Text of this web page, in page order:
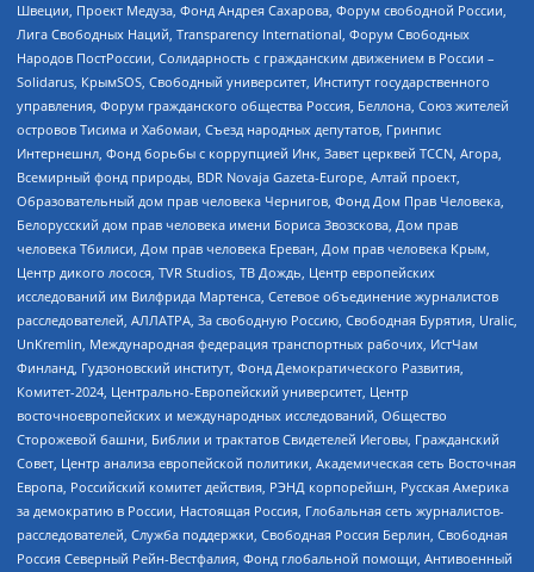
Швеции, Проект Медуза, Фонд Андрея Сахарова, Форум свободной России,
Лига Свободных Наций, Transparеncy International, Форум Свободных
Народов ПостРоссии, Солидарность с гражданским движением в России –
Solidarus, КрымSOS, Свободный университет, Институт государственного
управления, Форум гражданского общества Россия, Беллона, Союз жителей
островов Тисима и Хабомаи, Съезд народных депутатов, Гринпис
Интернешнл, Фонд борьбы с коррупцией Инк, Завет церквей TCCN, Агора,
Всемирный фонд природы, BDR Novaja Gazeta-Europe, Алтай проект,
Образовательный дом прав человека Чернигов, Фонд Дом Прав Человека,
Белорусский дом прав человека имени Бориса Звозскова, Дом прав
человека Тбилиси, Дом прав человека Ереван, Дом прав человека Крым,
Центр дикого лосося, TVR Studios, ТВ Дождь, Центр европейских
исследований им Вилфрида Мартенса, Сетевое объединение журналистов
расследователей, АЛЛАТРА, За свободную Россию, Свободная Бурятия, Uralic,
UnKremlin, Международная федерация транспортных рабочих, ИстЧам
Финланд, Гудзоновский институт, Фонд Демократического Развития,
Комитет-2024, Центрально-Европейский университет, Центр
восточноевропейских и международных исследований, Общество
Сторожевой башни, Библии и трактатов Свидетелей Иеговы, Гражданский
Совет, Центр анализа европейской политики, Академическая сеть Восточная
Европа, Российский комитет действия, РЭНД корпорейшн, Русская Америка
за демократию в России, Настоящая Россия, Глобальная сеть журналистов-
расследователей, Служба поддержки, Свободная Россия Берлин, Свободная
Россия Северный Рейн-Вестфалия, Фонд глобальной помощи, Антивоенный